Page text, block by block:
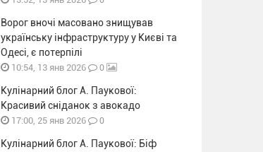
Ворог вночі масовано знищував
українську інфраструктуру у Києві та
Одесі, є потерпілі
10:54, 13 янв 2026 0
Кулінарний блог А. Паукової:
Красивий сніданок з авокадо
17:00, 25 янв 2026 0
Кулінарний блог А. Паукової: Біф